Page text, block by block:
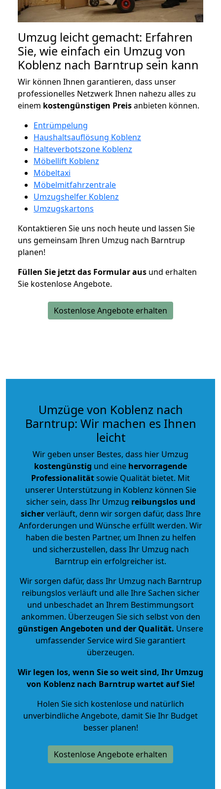
Umzug leicht gemacht: Erfahren
Sie, wie einfach ein Umzug von
Koblenz nach Barntrup sein kann
Wir können Ihnen garantieren, dass unser
professionelles Netzwerk Ihnen nahezu alles zu
einem kostengünstigen Preisanbieten können.
Entrümpelung
Haushaltsauflösung Koblenz
Halteverbotszone Koblenz
Möbellift Koblenz
Möbeltaxi
Möbelmitfahrzentrale
Umzugshelfer Koblenz
Umzugskartons
Kontaktieren Sie uns noch heute und lassen Sie
uns gemeinsam Ihren Umzug nach Barntrup
planen!
Füllen Sie jetzt das Formular aus und erhalten
Sie kostenlose Angebote.
Kostenlose Angebote erhalten
Umzüge von Koblenz nach
Barntrup: Wir machen es Ihnen
leicht
Wir geben unser Bestes, dass hier Umzug
kostengünstig und eine hervorragende
Professionalitätsowie Qualität bietet. Mit
unserer Unterstützung in Koblenz können Sie
sicher sein, dass Ihr Umzug reibungslos und
sicherverläuft, denn wir sorgen dafür, dass Ihre
Anforderungen und Wünsche erfüllt werden. Wir
haben die besten Partner, um Ihnen zu helfen
und sicherzustellen, dass Ihr Umzug nach
Barntrup ein erfolgreicher ist.
Wir sorgen dafür, dass Ihr Umzug nach Barntrup
reibungslos verläuft und alle Ihre Sachen sicher
und unbeschadet an Ihrem Bestimmungsort
ankommen. Überzeugen Sie sich selbst von den
günstigen Angeboten und der Qualität. Unsere
umfassender Service wird Sie garantiert
überzeugen.
Wir legen los, wenn Sie so weit sind, Ihr Umzug
von Koblenz nach Barntrup wartet auf Sie!
Holen Sie sich kostenlose und natürlich
unverbindliche Angebote, damit Sie Ihr Budget
besser planen!
Kostenlose Angebote erhalten